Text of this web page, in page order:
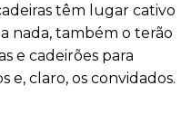
têm lugar cativo
nada, também o terão
e cadeirões para
e, claro, os convidados.